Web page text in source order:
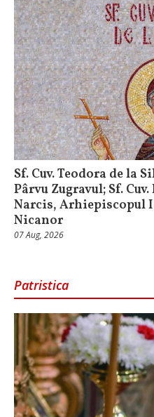
Sf. Cuv. Teodora de la
Pârvu Zugravul; Sf.
Narcis, Arhiepiscopul
Nicanor
07 Aug, 2026
Patristica